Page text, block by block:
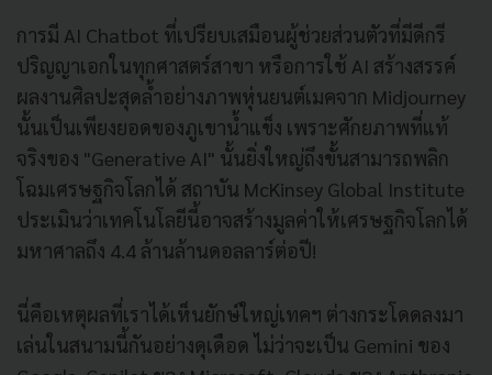
การมี AI Chatbot ที่เปรียบเสมือนผู้ช่วยส่วนตัวที่มีดีกรี
ปริญญาเอกในทุกศาสตร์สาขา หรือการใช้ AI สร้างสรรค์
ผลงานศิลปะสุดล้ำอย่างภาพหุ่นยนต์เมคจาก Midjourney
นั้นเป็นเพียงยอดของภูเขาน้ำแข็ง เพราะศักยภาพที่แท้
จริงของ "Generative AI" นั้นยิ่งใหญ่ถึงขั้นสามารถพลิก
โฉมเศรษฐกิจโลกได้ สถาบัน McKinsey Global Institute
ประเมินว่าเทคโนโลยีนี้อาจสร้างมูลค่าให้เศรษฐกิจโลกได้
มหาศาลถึง 4.4 ล้านล้านดอลลาร์ต่อปี!
นี่คือเหตุผลที่เราได้เห็นยักษ์ใหญ่เทคฯ ต่างกระโดดลงมา
เล่นในสนามนี้กันอย่างดุเดือด ไม่ว่าจะเป็น Gemini ของ